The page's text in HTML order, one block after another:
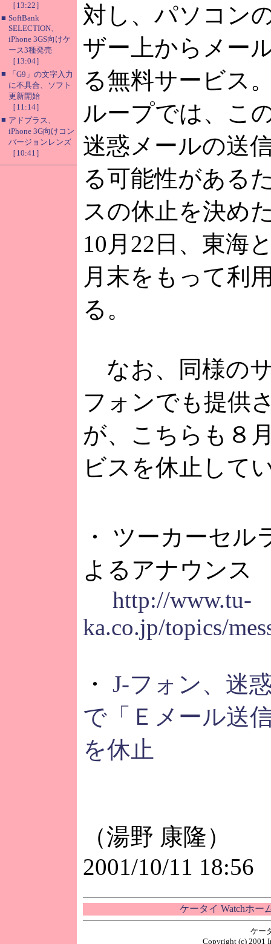
［13:22］
■ SoftBank
SELECTION、
iPhone 3GS向けケ
ース3種発売
［13:04］
■
「G9」の文字入力
に不具合、ソフト
更新開始
［11:14］
■ アドプラス、
iPhone 3G向けコン
バージョンレンズ
［10:41］
対し、パソコン
ザー上からメー
る無料サービス
ループでは、こ
迷惑メールの送
る可能性がある
スの休止を決め
10月22日、東海
月末をもって利
る。
なお、同様の
フォンでも提供
が、こちらも８
ビスを休止して
・ ツーカーセル
よるアナウンス
http://www.tu-
ka.co.jp/topics/
・ J-フォン、迷
で「Ｅメール送
を休止
（湯野 康隆）
2001/10/11 18:56
ケータイ Watchホー
ケー
Copyright (c) 2001